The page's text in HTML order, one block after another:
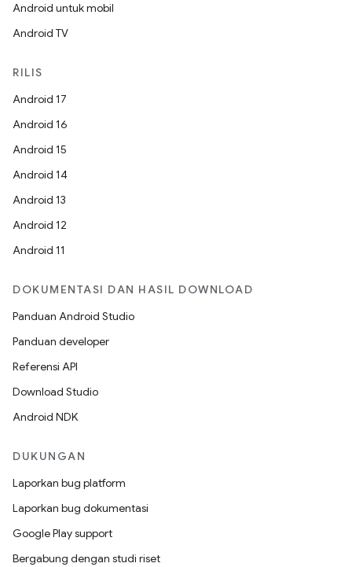
Android untuk mobil
Android TV
RILIS
Android 17
Android 16
Android 15
Android 14
Android 13
Android 12
Android 11
DOKUMENTASI DAN HASIL DOWNLOAD
Panduan Android Studio
Panduan developer
Referensi API
Download Studio
Android NDK
DUKUNGAN
Laporkan bug platform
Laporkan bug dokumentasi
Google Play support
Bergabung dengan studi riset